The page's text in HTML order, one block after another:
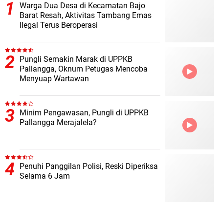
Warga Dua Desa di Kecamatan Bajo
Barat Resah, Aktivitas Tambang Emas
Ilegal Terus Beroperasi
Pungli Semakin Marak di UPPKB
Pallangga, Oknum Petugas Mencoba
Menyuap Wartawan
Minim Pengawasan, Pungli di UPPKB
Pallangga Merajalela?
Penuhi Panggilan Polisi, Reski Diperiksa
Selama 6 Jam